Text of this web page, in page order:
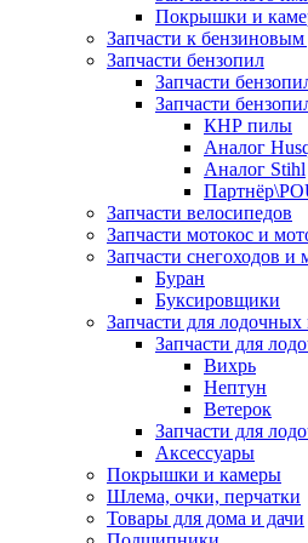
Покрышки и
Запчасти к
Запчасти бензопил
Запчасти
Запчасти
КНР пилы
Аналог
Аналог Stihl
Запчасти велосипедов
Запчасти мотокос и
Запчасти снегоходов и
Буран
Буксировщики
Запчасти для лодочных
Запчасти для
Вихрь
Нептун
Ветерок
Запчасти для
Аксессуары
Покрышки и камеры
Шлема, очки, перчатки
Товары для дома и дачи